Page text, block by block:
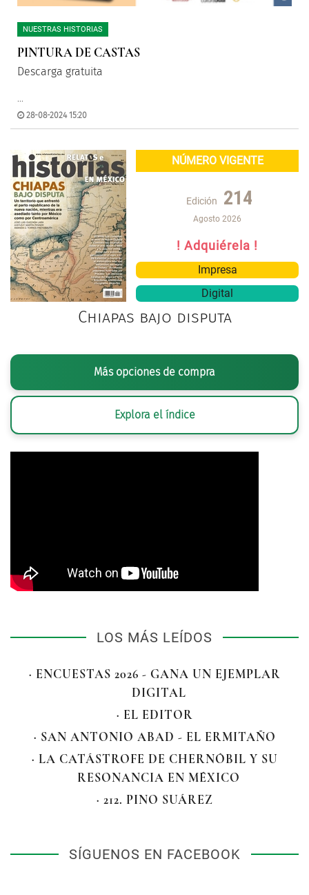
NUESTRAS HISTORIAS
PINTURA DE CASTAS
Descarga gratuita
...
28-08-2024 15:20
NÚMERO VIGENTE
Edición 214
Agosto 2026
! Adquiérela !
Impresa
Digital
Chiapas bajo disputa
Más opciones de compra
Explora el índice
LOS MÁS LEÍDOS
· ENCUESTAS 2026 - GANA UN EJEMPLAR
DIGITAL
· EL EDITOR
· SAN ANTONIO ABAD - EL ERMITAÑO
· LA CATÁSTROFE DE CHERNÓBIL Y SU
RESONANCIA EN MÉXICO
· 212. PINO SUÁREZ
SÍGUENOS EN FACEBOOK